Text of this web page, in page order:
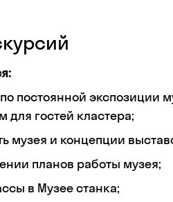
постоянной экспозиции
гостей кластера;
музея и концепции
планов работы музея;
в Музее станка;